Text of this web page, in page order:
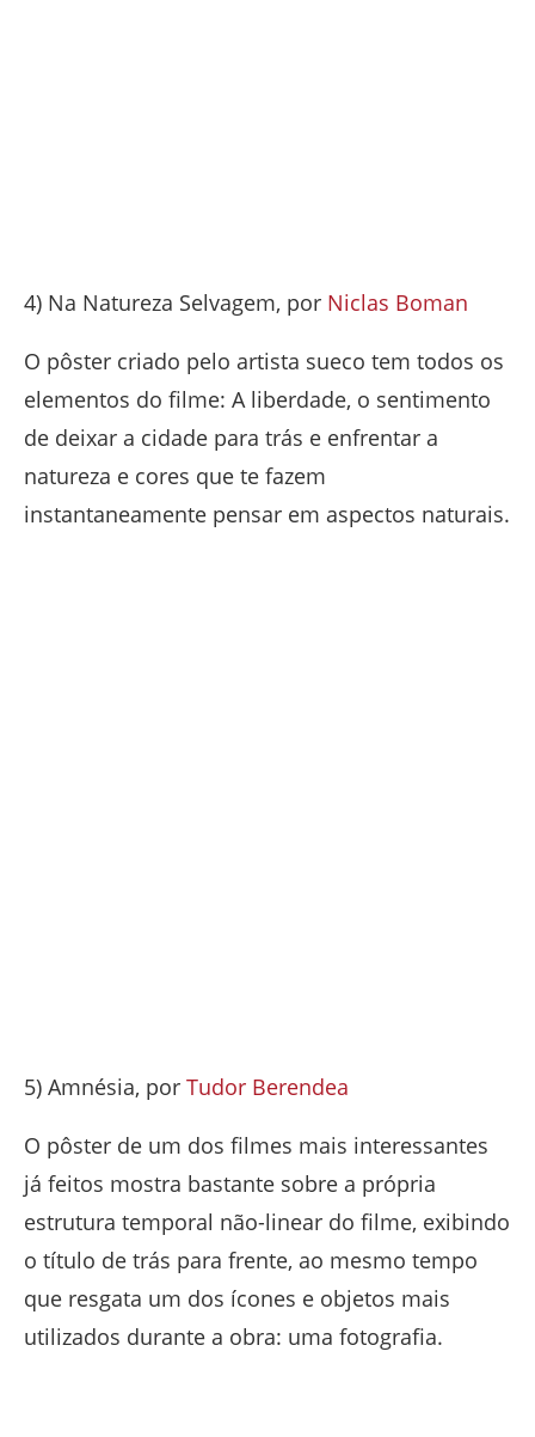
4) Na Natureza Selvagem, por Niclas Boman
O pôster criado pelo artista sueco tem todos os
elementos do filme: A liberdade, o sentimento
de deixar a cidade para trás e enfrentar a
natureza e cores que te fazem
instantaneamente pensar em aspectos naturais.
5) Amnésia, por Tudor Berendea
O pôster de um dos filmes mais interessantes
já feitos mostra bastante sobre a própria
estrutura temporal não-linear do filme, exibindo
o título de trás para frente, ao mesmo tempo
que resgata um dos ícones e objetos mais
utilizados durante a obra: uma fotografia.